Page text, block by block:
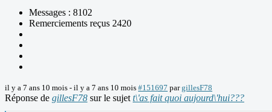
Messages : 8102
Remerciements reçus 2420
il y a 7 ans 10 mois - il y a 7 ans 10 mois #151697 pargillesF78
Réponse de gillesF78 sur le sujet t\'as fait quoi aujourd\'hui???